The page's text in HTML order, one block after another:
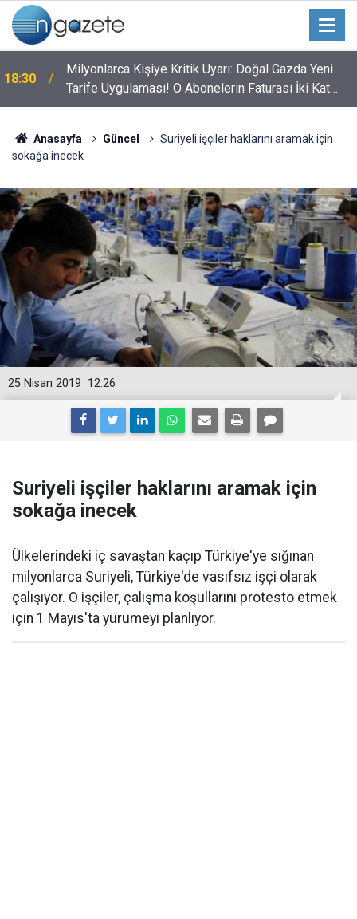
18:30
Milyonlarca Kişiye Kritik Uyarı: Doğal Gazda Yeni
Tarife Uygulaması! O Abonelerin Faturası İki Kat
Artacak
Anasayfa Güncel
Suriyeli işçiler haklarını aramak için
sokağa inecek
12:26
25 Nisan 2019
Suriyeli işçiler haklarını aramak için
sokağa inecek
Ülkelerindeki iç savaştan kaçıp Türkiye'ye sığınan
milyonlarca Suriyeli, Türkiye'de vasıfsız işçi olarak
çalışıyor. O işçiler, çalışma koşullarını protesto etmek
için 1 Mayıs'ta yürümeyi planlıyor.